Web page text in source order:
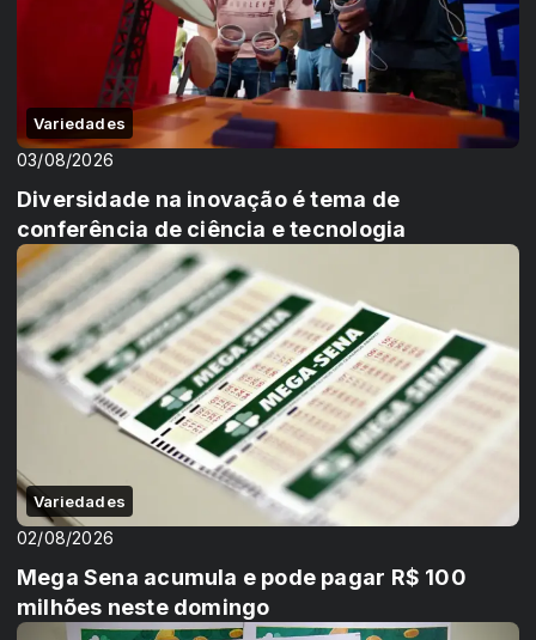
Variedades
03/08/2026
Diversidade na inovação é tema de
conferência de ciência e tecnologia
Variedades
02/08/2026
Mega Sena acumula e pode pagar R$ 100
milhões neste domingo